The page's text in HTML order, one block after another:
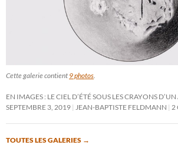
Cette galerie contient 9 photos.
EN IMAGES : LE CIEL D’ÉTÉ SOUS LES CRAYONS
SEPTEMBRE 3, 2019 JEAN-BAPTISTE FELDMANN 2
TOUTES LES GALERIES →